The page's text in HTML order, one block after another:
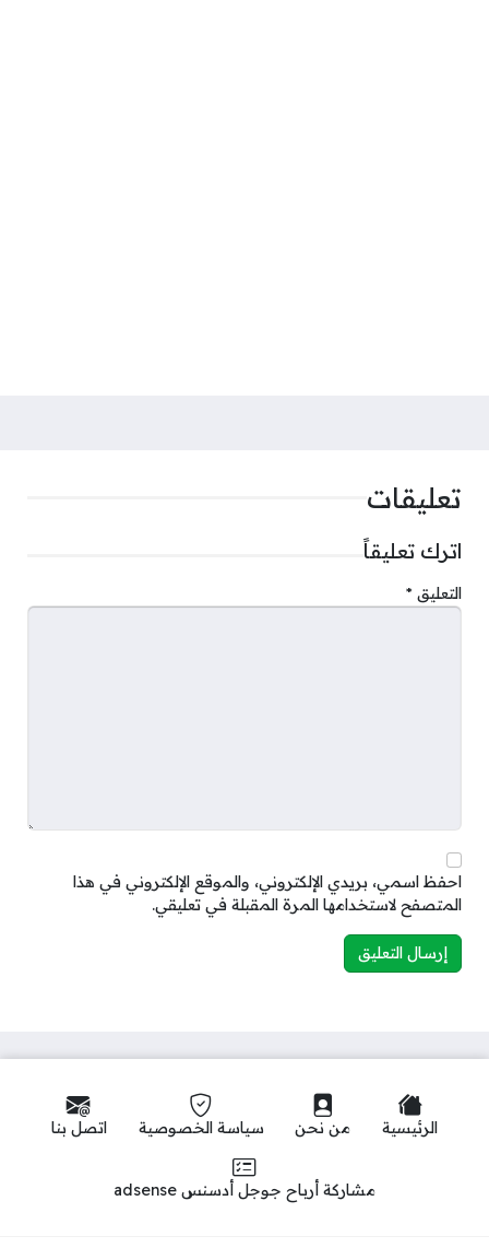
تعليقات
اترك تعليقاً
التعليق *
احفظ اسمي، بريدي الإلكتروني، والموقع الإلكتروني في هذا
المتصفح لاستخدامها المرة المقبلة في تعليقي.
الرئيسية من نحن سياسة الخصوصية اتصل بنا
مشاركة أرباح جوجل أدسنس adsense